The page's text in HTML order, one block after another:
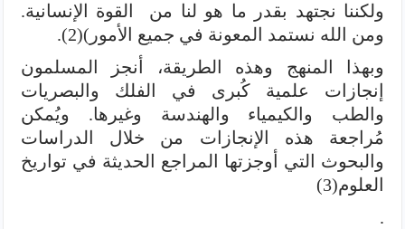
ولكننا نجتهد بقدر ما هو لنا من القوة الإنسانية.
ومن الله نستمد المعونة في جميع الأمور)(2).
وبهذا المنهج وهذه الطريقة، أنجز المسلمون
إنجازات علمية كُبرى في الفلك والبصريات
والطب والكيمياء والهندسة وغيرها. ويُمكن
مُراجعة هذه الإنجازات من خلال الدراسات
والبحوث التي أوجزتها المراجع الحديثة في تواريخ
العلوم(3)
.